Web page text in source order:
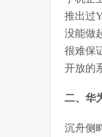
推出过
没能做
很难保
开放的
二、华
沉舟侧